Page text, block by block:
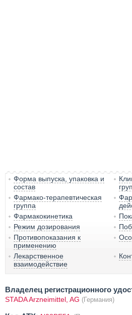
Форма выпуска, упаковка и
состав
Фармако-терапевтическая
группа
Фармакокинетика
Режим дозирования
Противопоказания к
применению
Лекарственное
взаимодействие
Владелец регистрационного
STADA Arzneimittel, AG (Германия)